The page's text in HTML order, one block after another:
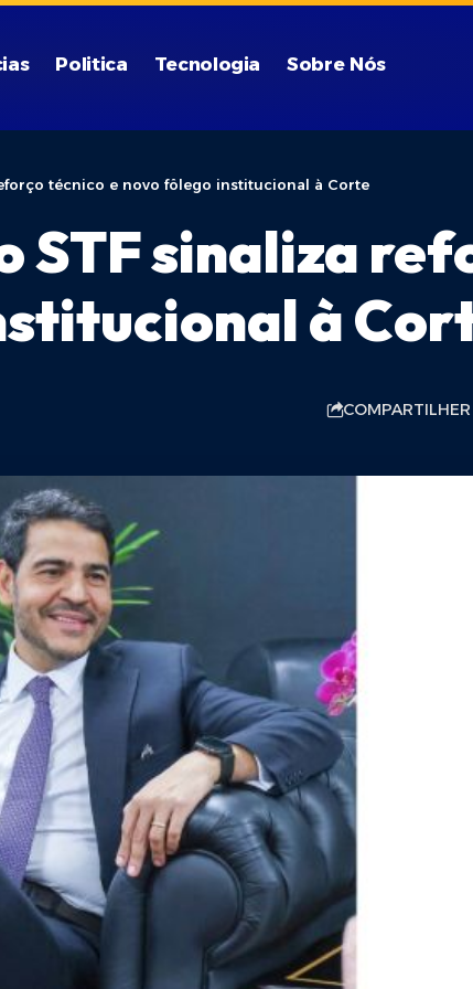
Politica Tecnologia Sobre Nós
técnico e novo fôlego institucional à Corte
STF sinaliza
à
COMPARTILHER